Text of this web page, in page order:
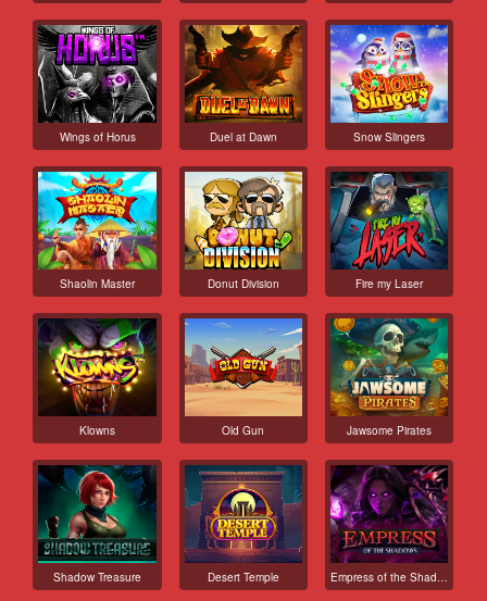
Wings of Horus Duel at Dawn Snow Slingers
Shaolin Master Donut Division Fire my Laser
Klowns Old Gun Jawsome Pirates
Shadow Treasure Desert Temple Empress of the Shadows